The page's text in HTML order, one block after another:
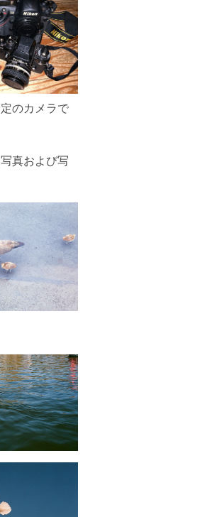
のカメラで
真および写